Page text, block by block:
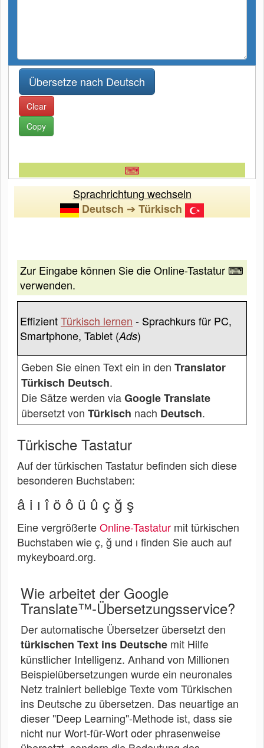
Clear
Copy
⌨
Sprachrichtung wechseln
Deutsch ➔ Türkisch
Zur Eingabe können Sie die Online-Tastatur ⌨
verwenden.
EffizientTürkisch lernen - Sprachkurs für PC,
Smartphone, Tablet (Ads)
Geben Sie einen Text ein in den Translator
Türkisch Deutsch.
Die Sätze werden viaGoogle Translate
übersetzt von Türkisch nach Deutsch.
Türkische Tastatur
Auf der türkischen Tastatur befinden sich diese
besonderen Buchstaben:
â i ı î ö ô ü û ç ğ ş
Eine vergrößerteOnline-Tastatur mit türkischen
Buchstaben wie ç, ğ und ı finden Sie auch auf
mykeyboard.org.
Wie arbeitet der Google
Translate™-Übersetzungsservice?
Der automatische Übersetzer übersetzt den
türkischen Text ins Deutsche mit Hilfe
künstlicher Intelligenz. Anhand von Millionen
Beispielübersetzungen wurde ein neuronales
Netz trainiert beliebige Texte vom Türkischen
ins Deutsche zu übersetzen. Das neuartige an
dieser "Deep Learning"-Methode ist, dass sie
nicht nur Wort-für-Wort oder phrasenweise